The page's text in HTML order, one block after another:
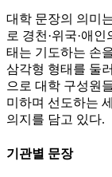
대학 문장의 의미
로 경천·위국·애
태는 기도하는 손
삼각형 형태를 둘
으로 대학 구성원
미하며 선도하는
의지를 담고 있다.
기관별 문장